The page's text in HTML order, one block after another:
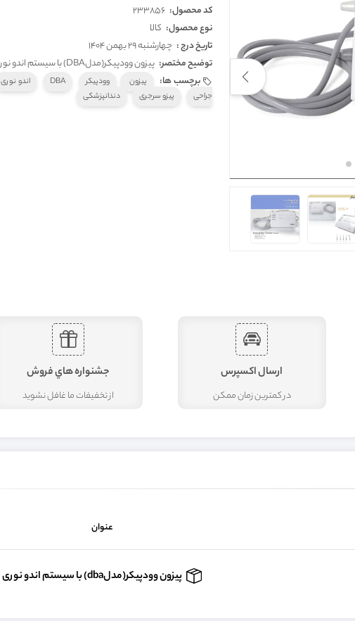
کد محصول: 233856
نوع محصول: کالا
تاریخ درج : چهارشنبه 29 بهمن 1404
توضیح مختصر: پیزون وودپیکر(مدلDBA) با سیستم اندو نوری
برچسب ها:
پیزون وودپیکر DBA اندو نوری
جراحی
پیزو سرجری دندانپزشکی
ارسال اکسپرس
در کمترين زمان ممکن
جشنواره هاي فروش
از تخفيفات ما غافل نشويد
عنوان
پیزون وودپیکر(مدلdba) با سیستم اندو نوری